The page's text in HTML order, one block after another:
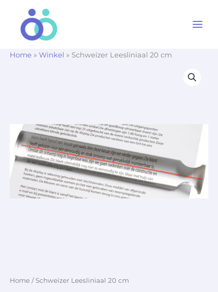
Home » Winkel » Schweizer Leesliniaal 20 cm
Home / Schweizer Leesliniaal 20 cm